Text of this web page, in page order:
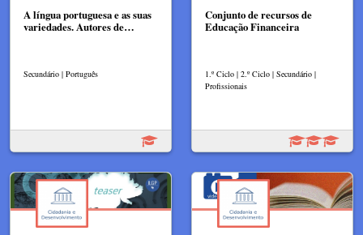
A língua portuguesa e as suas
variedades. Autores de…
Secundário | Português
Conjunto de recursos de
Educação Financeira
1.º Ciclo | 2.º Ciclo | Secundário |
Profissionais